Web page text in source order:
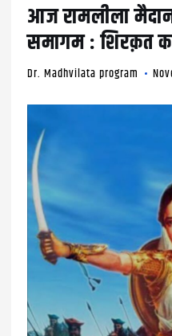
आज रामलीला
समागम : शिरक़त
Dr. Madhvilata program